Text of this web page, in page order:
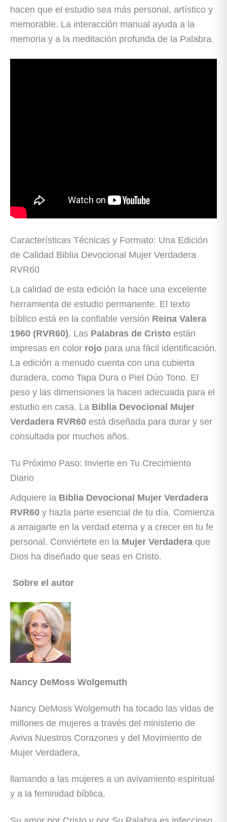
hacen que el estudio sea más personal, artístico y
memorable. La interacción manual ayuda a la
memoria y a la meditación profunda de la Palabra.
Características Técnicas y Formato: Una Edición
de Calidad Biblia Devocional Mujer Verdadera
RVR60
La calidad de esta edición la hace una excelente
herramienta de estudio permanente. El texto
bíblico está en la confiable versión Reina Valera
1960 (RVR60). Las Palabras de Cristo están
impresas en color rojo para una fácil identificación.
La edición a menudo cuenta con una cubierta
duradera, como Tapa Dura o Piel Dúo Tono. El
peso y las dimensiones la hacen adecuada para el
estudio en casa. La Biblia Devocional Mujer
Verdadera RVR60 está diseñada para durar y ser
consultada por muchos años.
Tu Próximo Paso: Invierte en Tu Crecimiento
Diario
Adquiere la Biblia Devocional Mujer Verdadera
RVR60 y hazla parte esencial de tu día. Comienza
a arraigarte en la verdad eterna y a crecer en tu fe
personal. Conviértete en la Mujer Verdadera que
Dios ha diseñado que seas en Cristo.
Sobre el autor
Nancy DeMoss Wolgemuth
Nancy DeMoss Wolgemuth ha tocado las vidas de
millones de mujeres a través del ministerio de
Aviva Nuestros Corazones y del Movimiento de
Mujer Verdadera,
llamando a las mujeres a un avivamiento espiritual
y a la feminidad bíblica.